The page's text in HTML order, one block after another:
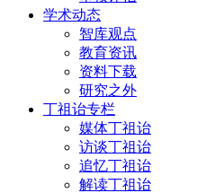
学术动态
智库观点
教育资讯
资料下载
研究之外
丁祖诒专栏
媒体丁祖诒
访谈丁祖诒
追忆丁祖诒
解读丁祖诒